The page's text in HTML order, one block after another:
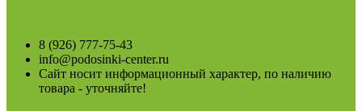
8 (926) 777-75-43
info@podosinki-center.ru
Сайт носит информационный характер, по наличию
товара - уточняйте!